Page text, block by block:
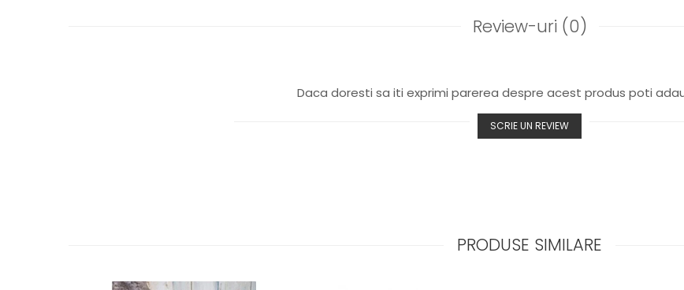
Review-uri (0)
Daca doresti sa iti exprimi parerea despre acest produs poti
SCRIE UN REVIEW
PRODUSE SIMILARE